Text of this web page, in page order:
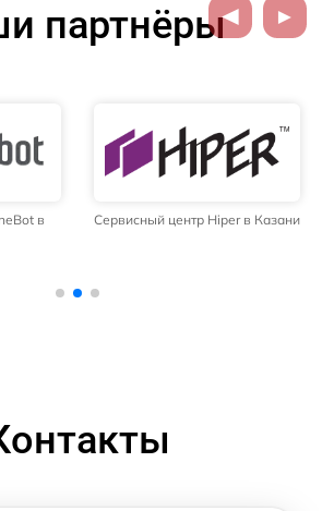
партнёры
в
Сервисный центр Hiper в Казани